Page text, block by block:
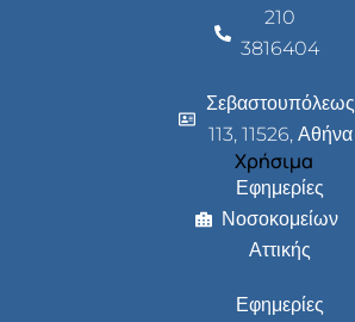
210
3816404
Σεβαστουπόλεως
113, 11526, Αθήνα
Χρήσιμα
Εφημερίες
Νοσοκομείων
Αττικής
Εφημερίες